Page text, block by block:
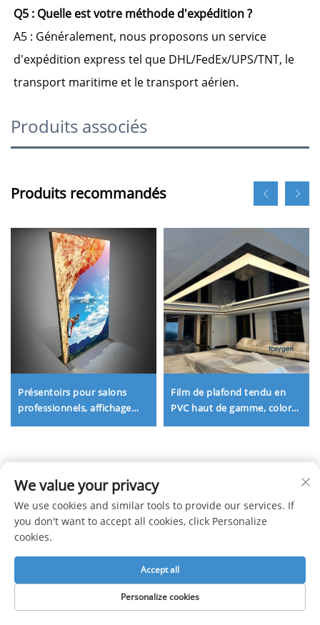
Q5 : Quelle est votre méthode d'expédition ?
A5 : Généralement, nous proposons un service
d'expédition express tel que DHL/FedEx/UPS/TNT, le
transport maritime et le transport aérien.
Produits associés
Produits recommandés
Présentoirs pour salons
professionnels, affichage
publicitaire LED, boîte
avec éclairage LED
Film de plafond tendu en
PVC haut de gamme, coloré,
brillant et laqué, avec
Obtenir un devis gratuit
Notre représentant vous contactera sous peu.
Courriel
0/100
We value your privacy
We use cookies and similar tools to provide our services. If
you don't want to accept all cookies, click Personalize
cookies.
Personalize cookies
Accept all